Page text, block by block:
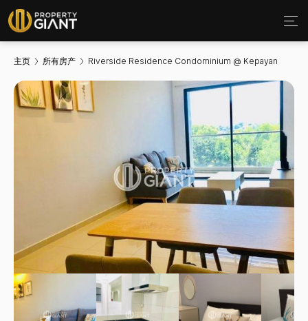
主页 所有房产 Riverside Residence Condominium @ Kepayan